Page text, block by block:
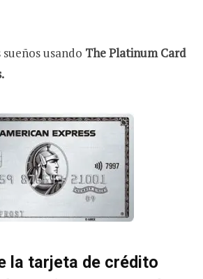
usando The Platinum Card
la tarjeta de crédito